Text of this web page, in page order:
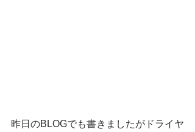
昨日のBLOGでも書きましたがドライヤ